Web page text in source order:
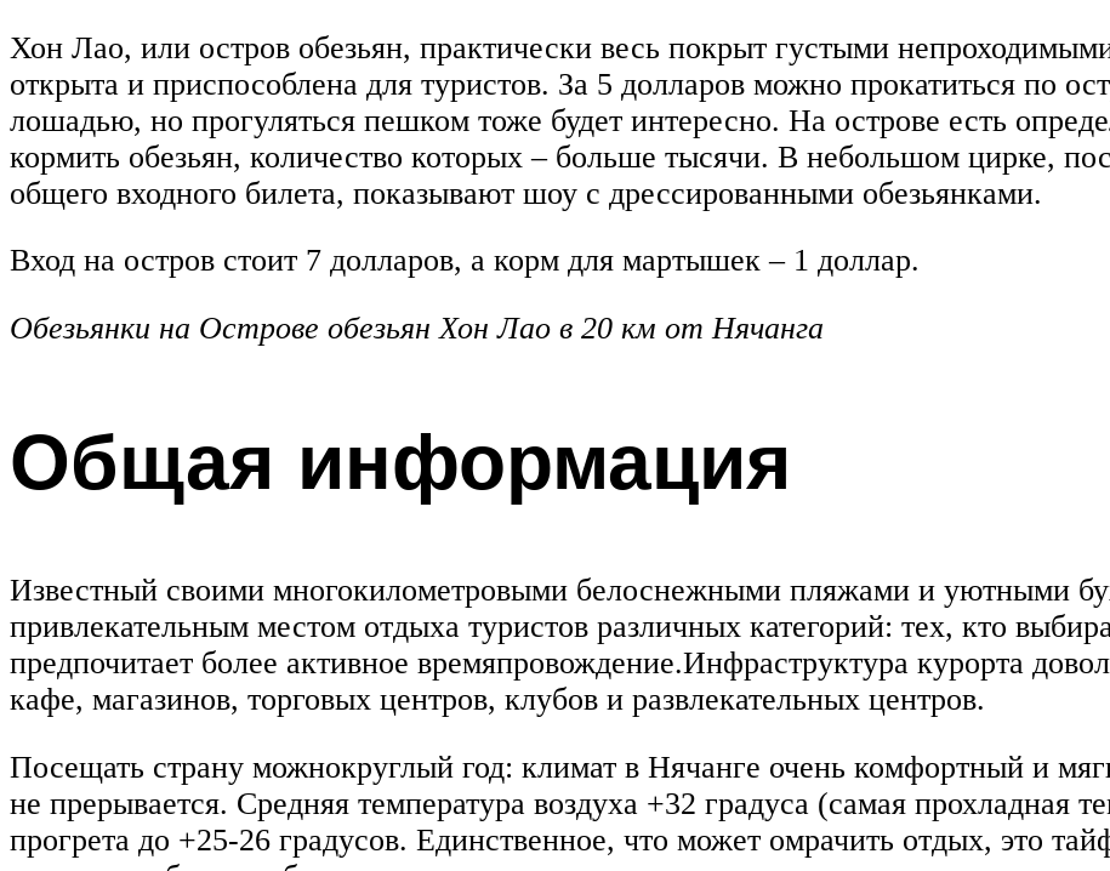
Хон Лао, или остров обезьян, практически весь покрыт густыми
открыта и приспособлена для туристов. За 5 долларов можно прокатиться по
лошадью, но прогуляться пешком тоже будет интересно. На острове есть
кормить обезьян, количество которых – больше тысячи. В небольшом цирке,
общего входного билета, показывают шоу с дрессированными обезьянками.
Вход на остров стоит 7 долларов, а корм для мартышек – 1 доллар.
Обезьянки на Острове обезьян Хон Лао в 20 км от Нячанга
Общая информация
Известный своими многокилометровыми белоснежными пляжами и уютными
привлекательным местом отдыха туристов различных категорий: тех, кто
предпочитает более активное времяпровождение.Инфраструктура курорта
кафе, магазинов, торговых центров, клубов и развлекательных центров.
Посещать страну можнокруглый год: климат в Нячанге очень комфортный и
не прерывается. Средняя температура воздуха +32 градуса (самая прохладная
прогрета до +25-26 градусов. Единственное, что может омрачить отдых, это